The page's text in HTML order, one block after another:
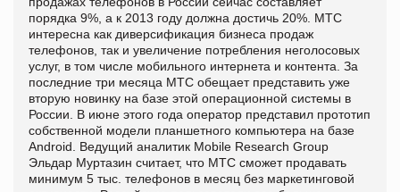
порядка 9%, а к 2013 году должна достичь 20%. МТС
интересна как диверсификация бизнеса продаж
телефонов, так и увеличение потребления неголосовых
услуг, в том числе мобильного интернета и контента. За
последние три месяца МТС обещает представить уже
вторую новинку на базе этой операционной системы в
России. В июне этого года оператор представил прототип
собственной модели планшетного компьютера на базе
Android. Ведущий аналитик Mobile Research Group
Эльдар Муртазин считает, что МТС сможет продавать
минимум 5 тыс. телефонов в месяц без маркетинговой